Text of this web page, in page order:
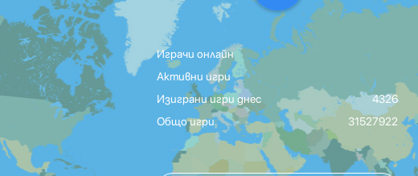
Играчи онлайн
Активни игри
Изиграни игри днес
4326
Общо игри
31527922